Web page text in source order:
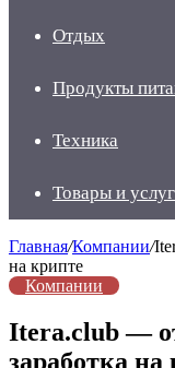
Отдых
Продукты
Техника
Товары и
Главная/Компании/
на крипте
Компании
Itera.club —
заработка на